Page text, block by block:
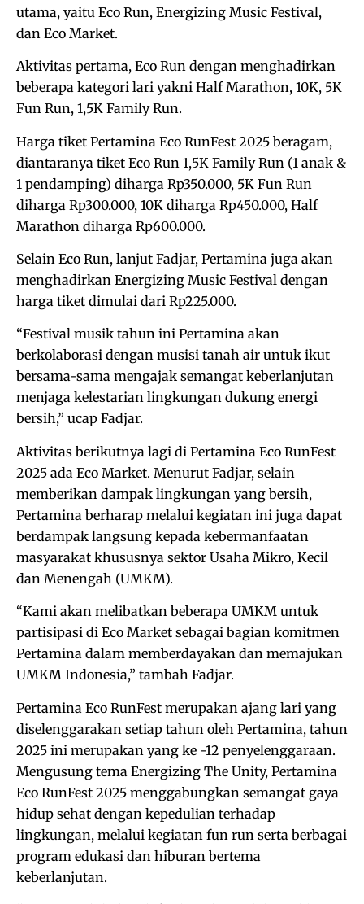
utama, yaitu Eco Run, Energizing Music Festival,
dan Eco Market.
Aktivitas pertama, Eco Run dengan menghadirkan
beberapa kategori lari yakni Half Marathon, 10K, 5K
Fun Run, 1,5K Family Run.
Harga tiket Pertamina Eco RunFest 2025 beragam,
diantaranya tiket Eco Run 1,5K Family Run (1 anak &
1 pendamping) diharga Rp350.000, 5K Fun Run
diharga Rp300.000, 10K diharga Rp450.000, Half
Marathon diharga Rp600.000.
Selain Eco Run, lanjut Fadjar, Pertamina juga akan
menghadirkan Energizing Music Festival dengan
harga tiket dimulai dari Rp225.000.
“Festival musik tahun ini Pertamina akan
berkolaborasi dengan musisi tanah air untuk ikut
bersama-sama mengajak semangat keberlanjutan
menjaga kelestarian lingkungan dukung energi
bersih,” ucap Fadjar.
Aktivitas berikutnya lagi di Pertamina Eco RunFest
2025 ada Eco Market. Menurut Fadjar, selain
memberikan dampak lingkungan yang bersih,
Pertamina berharap melalui kegiatan ini juga dapat
berdampak langsung kepada kebermanfaatan
masyarakat khususnya sektor Usaha Mikro, Kecil
dan Menengah (UMKM).
“Kami akan melibatkan beberapa UMKM untuk
partisipasi di Eco Market sebagai bagian komitmen
Pertamina dalam memberdayakan dan memajukan
UMKM Indonesia,” tambah Fadjar.
Pertamina Eco RunFest merupakan ajang lari yang
diselenggarakan setiap tahun oleh Pertamina, tahun
2025 ini merupakan yang ke -12 penyelenggaraan.
Mengusung tema Energizing The Unity, Pertamina
Eco RunFest 2025 menggabungkan semangat gaya
hidup sehat dengan kepedulian terhadap
lingkungan, melalui kegiatan fun run serta berbagai
program edukasi dan hiburan bertema
keberlanjutan.